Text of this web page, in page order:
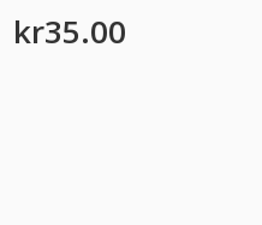
kr35.00